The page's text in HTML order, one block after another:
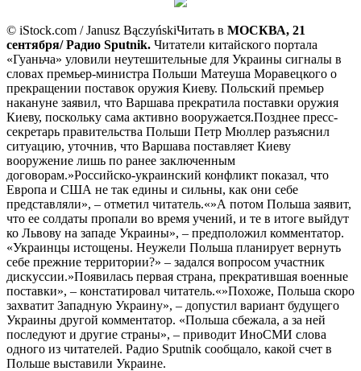
© iStock.com / Janusz BączyńskiЧитать в МОСКВА, 21
сентября/ Радио Sputnik. Читатели китайского портала
«Гуаньча» уловили неутешительные для Украины сигналы в
словах премьер-министра Польши Матеуша Моравецкого о
прекращении поставок оружия Киеву. Польский премьер
накануне заявил, что Варшава прекратила поставки оружия
Киеву, поскольку сама активно вооружается.Позднее пресс-
секретарь правительства Польши Петр Мюллер разъяснил
ситуацию, уточнив, что Варшава поставляет Киеву
вооружение лишь по ранее заключенным
договорам.»Российско-украинский конфликт показал, что
Европа и США не так едины и сильны, как они себе
представляли», – отметил читатель.«»А потом Польша заявит,
что ее солдаты пропали во время учений, и те в итоге выйдут
ко Львову на западе Украины», – предположил комментатор.
«Украинцы истощены. Неужели Польша планирует вернуть
себе прежние территории?» – задался вопросом участник
дискуссии.»Появилась первая страна, прекратившая военные
поставки», – констатировал читатель.«»Похоже, Польша скоро
захватит Западную Украину», – допустил вариант будущего
Украины другой комментатор. «Польша сбежала, а за ней
последуют и другие страны», – приводит ИноСМИ слова
одного из читателей. Радио Sputnik сообщало, какой счет в
Польше выставили Украине.